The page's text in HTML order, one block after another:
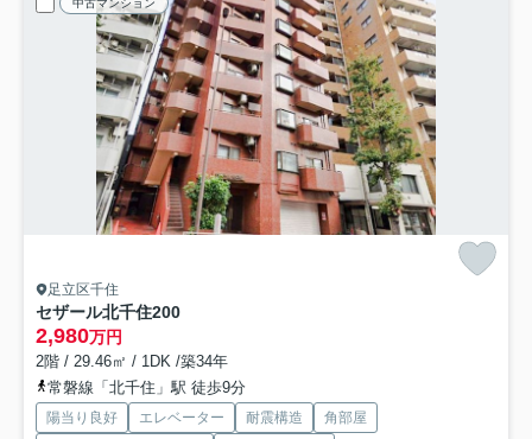
中古マンション
足立区千住
セザール北千住200
2,980万円
2階 / 29.46㎡ / 1DK /築34年
常磐線「北千住」駅 徒歩9分
陽当り良好 エレベーター 耐震構造
角部屋